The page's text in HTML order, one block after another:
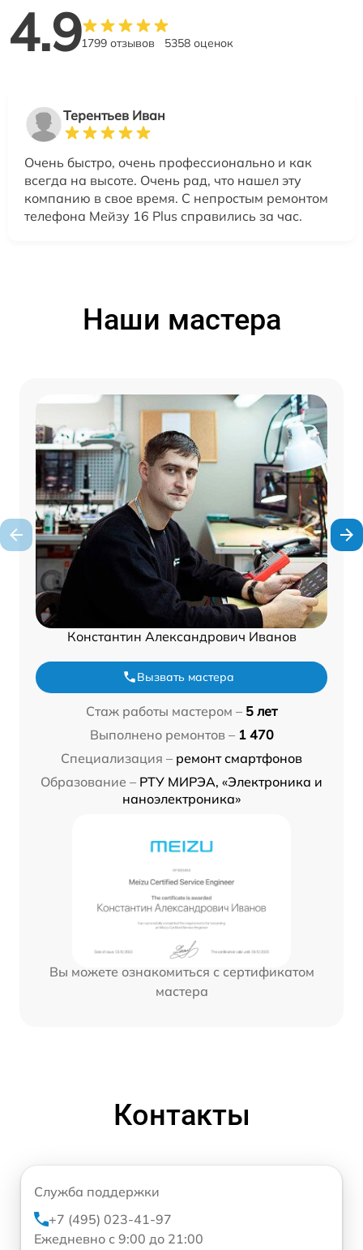
4.91799 отзывов 5358 оценок
Терентьев Иван
Очень быстро, очень профессионально и как
всегда на высоте. Очень рад, что нашел эту
компанию в свое время. С непростым ремонтом
телефона Мейзу 16 Plus справились за час.
Наши мастера
Константин Александрович Иванов
Вызвать мастера
Стаж работы мастером – 5 лет
Выполнено ремонтов – 1 470
Специализация – ремонт смартфонов
Образование – РТУ МИРЭА, «Электроника и
наноэлектроника»
Вы можете ознакомиться с сертификатом
мастера
Контакты
Служба поддержки
+7 (495) 023-41-97
Ежедневно с 9:00 до 21:00